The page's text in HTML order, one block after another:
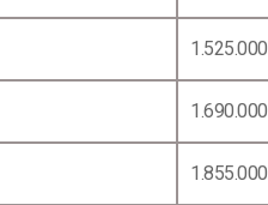
1.525.000
1.690.000
1.855.000